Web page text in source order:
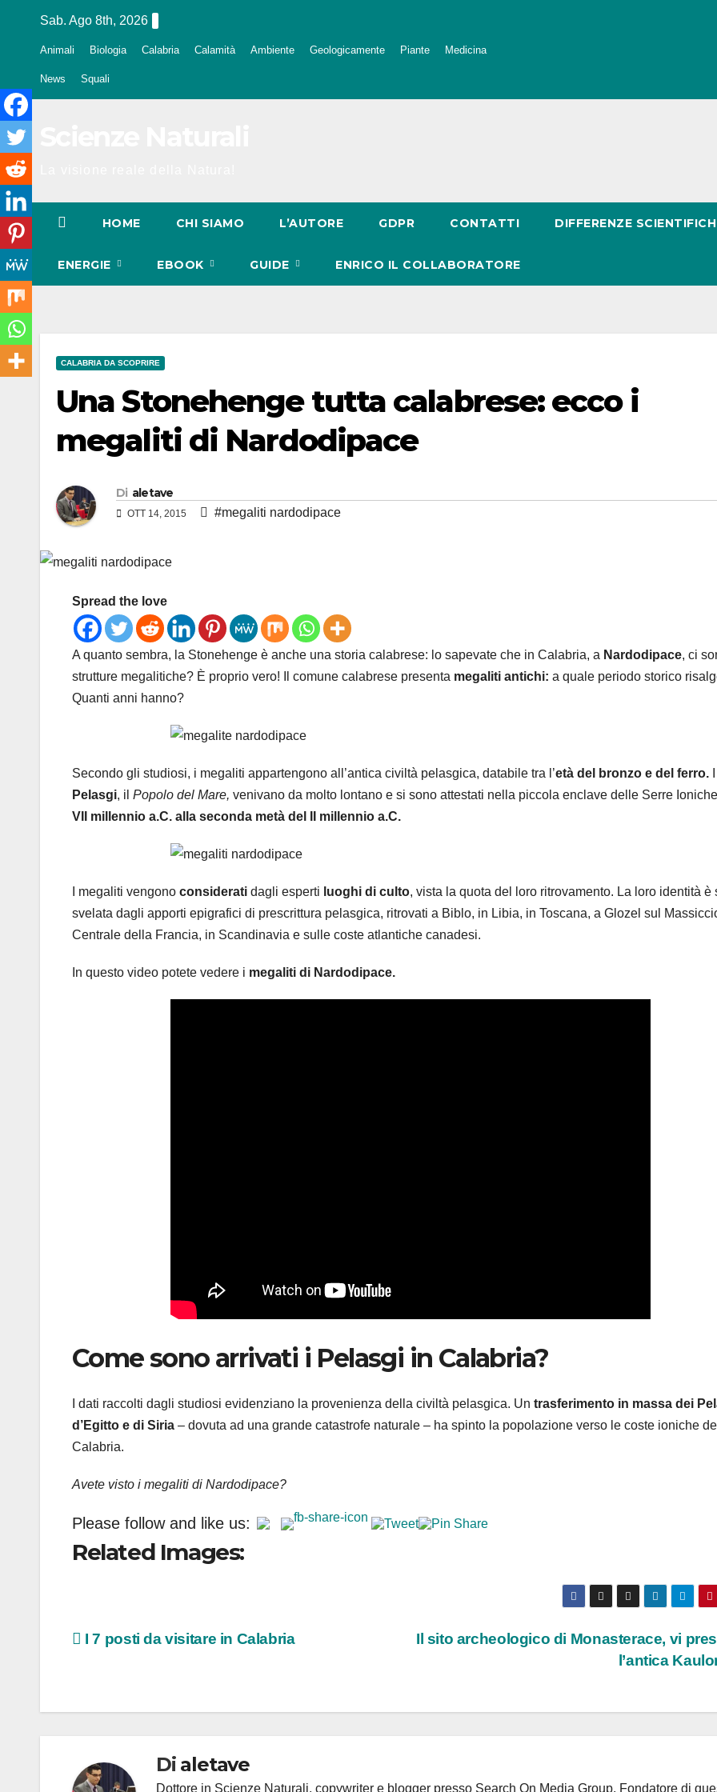
Sab. Ago 8th, 2026
Animali Biologia Calabria Calamità Ambiente Geologicamente Piante Medicina
News Squali
HOME CHI SIAMO L’AUTORE GDPR CONTATTI DIFFERENZE
ENERGIE EBOOK GUIDE ENRICO IL COLLABORATORE
CALABRIA DA SCOPRIRE
Una Stonehenge tutta calabrese: ecco i
megaliti di Nardodipace
Di aletave
OTT 14, 2015 #megaliti nardodipace
Spread the love
A quanto sembra, la Stonehenge è anche una storia calabrese: lo sapevate che in Calabria, a Nardodipace, ci
strutture megalitiche? È proprio vero! Il comune calabrese presenta megaliti antichi: a quale periodo storico
Quanti anni hanno?
Secondo gli studiosi, i megaliti appartengono all’antica civiltà pelasgica, databile tra l’età del bronzo e del ferro.
Pelasgi, il Popolo del Mare, venivano da molto lontano e si sono attestati nella piccola enclave delle Serre
VII millennio a.C. alla seconda metà del II millennio a.C.
I megaliti vengono considerati dagli esperti luoghi di culto, vista la quota del loro ritrovamento. La loro identità è
svelata dagli apporti epigrafici di prescrittura pelasgica, ritrovati a Biblo, in Libia, in Toscana, a Glozel sul
Centrale della Francia, in Scandinavia e sulle coste atlantiche canadesi.
In questo video potete vedere i megaliti di Nardodipace.
Come sono arrivati i Pelasgi in Calabria?
I dati raccolti dagli studiosi evidenziano la provenienza della civiltà pelasgica. Un trasferimento in massa dei
d’Egitto e di Siria – dovuta ad una grande catastrofe naturale – ha spinto la popolazione verso le coste ioniche
Calabria.
Avete visto i megaliti di Nardodipace?
Please follow and like us:
Related Images:
Navigazione
Il sito archeologico di Monasterace, vi
l’antica
I 7 posti da visitare in Calabria
Di aletave
Dottore in Scienze Naturali, copywriter e blogger presso Search On Media Group. Fondatore di